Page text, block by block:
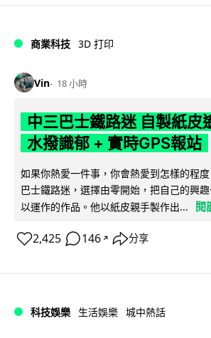
商業科技 3D 打印
Vin 18 小時
中三巴士鐵路迷 自製紙皮
水撥識郁 + 實時GPS報站
如果你熱愛一件事，你會熱愛到怎樣的程
巴士鐵路迷，選擇由零開始，把自己的興
以運作的作品。他以紙皮親手製作出...
閱
2,425 146 ↗ 分享
科技娛樂 生活娛樂 城中熱話